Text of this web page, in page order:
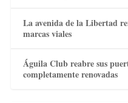
La avenida de la Libertad
marcas viales
Águila Club reabre sus
completamente renovadas